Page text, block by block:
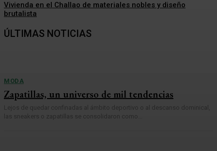
Vivienda en el Challao de materiales nobles y diseño
brutalista
ÚLTIMAS NOTICIAS
MODA
Zapatillas, un universo de mil tendencias
Lejos de quedar confinadas al ámbito deportivo o al descanso dominical,
las sneakers o zapatillas se consolidaron como...